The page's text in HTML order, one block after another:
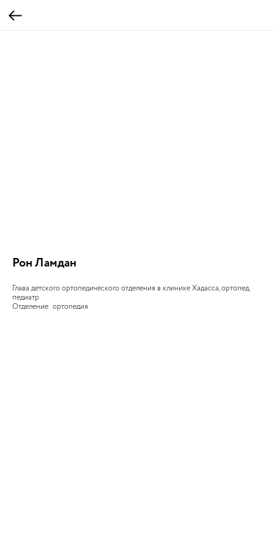
Рон Ламдан
Глава детского ортопедического отделения в клинике Хадасса, ортопед,
педиатр
Отделение: ортопедия